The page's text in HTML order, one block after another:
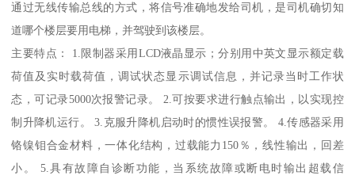
通过无线传输总线的方式，将信号准确地发给司机，是司机确切知
道哪个楼层要用电梯，并驾驶到该楼层。
主要特点： 1.限制器采用LCD液晶显示；分别用中英文显示额定载
荷值及实时载荷值，调试状态显示调试信息，并记录当时工作状
态，可记录5000次报警记录。 2.可按要求进行触点输出，以实现控
制升降机运行。 3.克服升降机启动时的惯性误报警。 4.传感器采用
铬镍钼合金材料，一体化结构，过载能力150％，线性输出，回差
小。 5.具有故障自诊断功能，当系统故障或断电时输出超载信